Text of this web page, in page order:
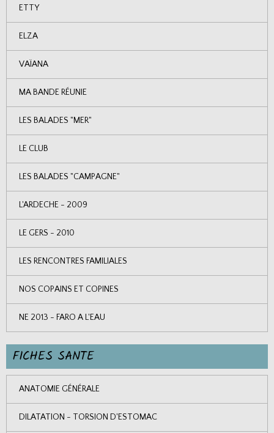
ETTY
ELZA
VAÏANA
MA BANDE RÉUNIE
LES BALADES "MER"
LE CLUB
LES BALADES "CAMPAGNE"
L'ARDECHE - 2009
LE GERS - 2010
LES RENCONTRES FAMILIALES
NOS COPAINS ET COPINES
NE 2013 - FARO A L'EAU
FICHES SANTE
ANATOMIE GÉNÉRALE
DILATATION - TORSION D'ESTOMAC